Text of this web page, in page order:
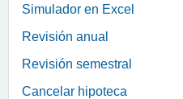
Simulador en Excel
Revisión anual
Revisión semestral
Cancelar hipoteca